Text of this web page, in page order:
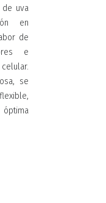
de uva
en
de
e
se